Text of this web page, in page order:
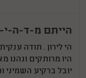
הייתם מ-ד-ה-
הי לירון . תודה
היו מרותקים ונהנו
יובל ברקיע השמיני